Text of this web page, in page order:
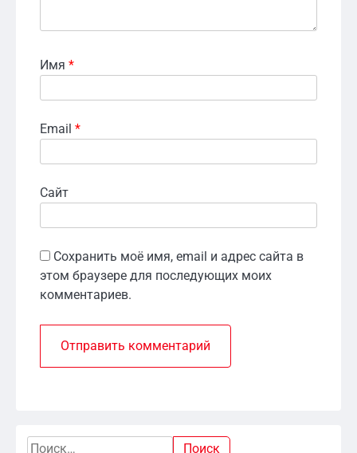
Имя *
Email *
Сайт
Сохранить моё имя, email и адрес сайта в
этом браузере для последующих моих
комментариев.
Найти: